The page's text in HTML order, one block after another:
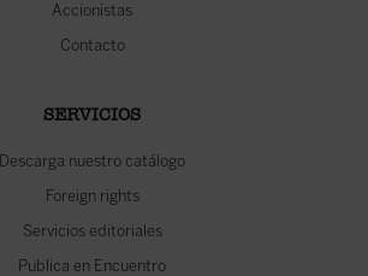
Accionistas
Contacto
SERVICIOS
Descarga nuestro catálogo
Foreign rights
Servicios editoriales
Publica en Encuentro